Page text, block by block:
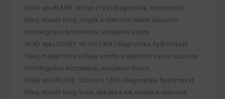
HEAD spa KLASIK: 60 min | 70€ | diagnostika, hydromasáž
hlavy, masáž hlavy, umytie a ošetrenie vlasov luxusnou
trichologickou kozmetikou, vysušenie vlasov
HEAD spa LUXURY: 90 min | 90€ | diagnostika, hydromasáž
hlavy, masáž tváre a hlavy, umytie a ošetrenie vlasov luxusnou
trichologickou kozmetikou, vysušenie vlasov
HEAD spa DELUXE: 120 min | 120€ | diagnostika, hydromasáž
hlavy, masáž hlavy, tváre, dekoltu a rúk, umytie a ošetrenie